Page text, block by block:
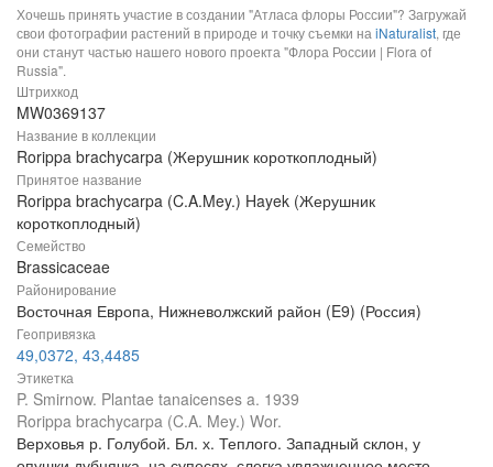
Хочешь принять участие в создании "Атласа флоры России"? Загружай
свои фотографии растений в природе и точку съемки наiNaturalist, где
они станут частью нашего нового проекта "Флора России | Flora of
Russia".
Штрихкод
MW0369137
Название в коллекции
Rorippa brachycarpa (Жерушник короткоплодный)
Принятое название
Rorippa brachycarpa (C.A.Mey.) Hayek (Жерушник
короткоплодный)
Семейство
Brassicaceae
Районирование
Восточная Европа, Нижневолжский район (E9) (Россия)
Геопривязка
49,0372, 43,4485
Этикетка
P. Smirnow. Plantae tanaicenses a. 1939
Rorippa brachycarpa (C.A. Mey.) Wor.
Верховья р. Голубой. Бл. х. Теплого. Западный склон, у